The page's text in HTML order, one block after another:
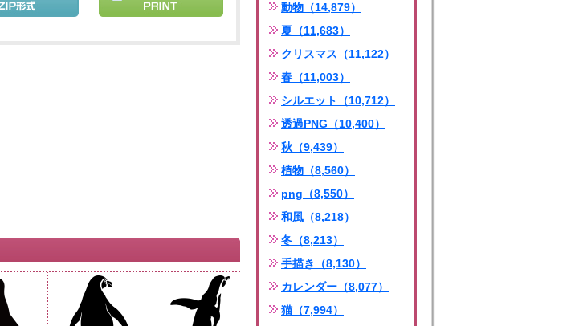
動物（14,879）
夏（11,683）
クリスマス（11,122）
春（11,003）
シルエット（10,712）
透過PNG（10,400）
秋（9,439）
植物（8,560）
png（8,550）
和風（8,218）
冬（8,213）
手描き（8,130）
カレンダー（8,077）
猫（7,994）